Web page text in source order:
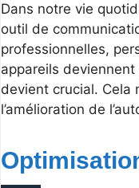
Dans notre vie
outil de
professionnelles,
appareils
devient crucial. Cela
l’amélioration de